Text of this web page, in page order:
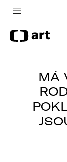
Česká televize
Zpravodajství
TV program
MÁ